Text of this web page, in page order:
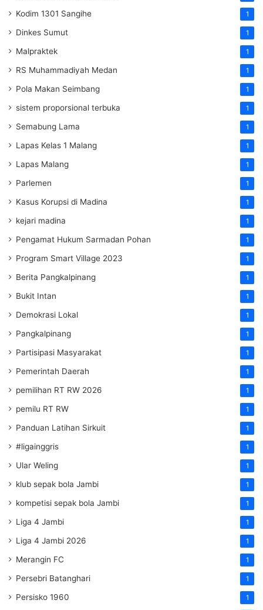
Kodim 1301 Sangihe 1
Dinkes Sumut 1
Malpraktek 1
RS Muhammadiyah Medan 1
Pola Makan Seimbang 1
sistem proporsional terbuka 1
Semabung Lama 1
Lapas Kelas 1 Malang 1
Lapas Malang 1
Parlemen 1
Kasus Korupsi di Madina 1
kejari madina 1
Pengamat Hukum Sarmadan Pohan 1
Program Smart Village 2023 1
Berita Pangkalpinang 1
Bukit Intan 1
Demokrasi Lokal 1
Pangkalpinang 1
Partisipasi Masyarakat 1
Pemerintah Daerah 1
pemilihan RT RW 2026 1
pemilu RT RW 1
Panduan Latihan Sirkuit 1
#ligainggris 1
Ular Weling 1
klub sepak bola Jambi 1
kompetisi sepak bola Jambi 1
Liga 4 Jambi 1
Liga 4 Jambi 2026 1
Merangin FC 1
Persebri Batanghari 1
Persisko 1960 1